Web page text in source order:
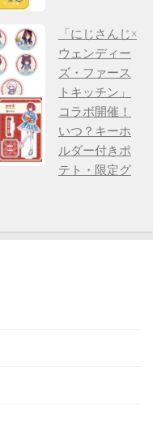
「にじさんじ×
ウェンディー
ズ・ファース
トキッチン」
コラボ開催！
いつ？キーホ
ルダー付きポ
テト・限定グ